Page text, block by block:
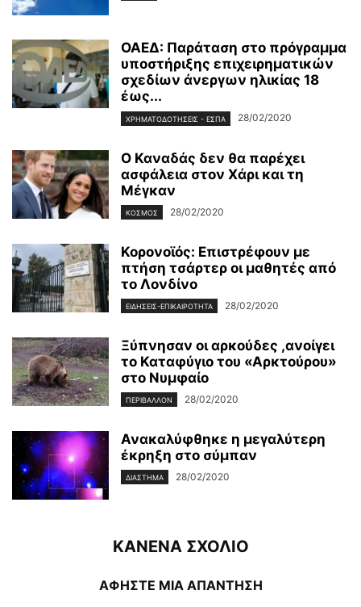
ΟΑΕΔ: Παράταση στο πρόγραμμα
υποστήριξης επιχειρηματικών
σχεδίων άνεργων ηλικίας 18
έως...
ΧΡΗΜΑΤΟΔΟΤΉΣΕΙΣ - ΕΣΠΑ 28/02/2020
Ο Καναδάς δεν θα παρέχει
ασφάλεια στον Χάρι και τη
Μέγκαν
ΚΌΣΜΟΣ 28/02/2020
Κορονοϊός: Επιστρέφουν με
πτήση τσάρτερ οι μαθητές από
το Λονδίνο
ΕΙΔΉΣΕΙΣ-ΕΠΙΚΑΙΡΌΤΗΤΑ 28/02/2020
Ξύπνησαν οι αρκούδες ,ανοίγει
το Καταφύγιο του «Αρκτούρου»
στο Νυμφαίο
ΠΕΡΙΒΆΛΛΟΝ 28/02/2020
Ανακαλύφθηκε η μεγαλύτερη
έκρηξη στο σύμπαν
ΔΙΆΣΤΗΜΑ 28/02/2020
ΚΑΝΕΝΑ ΣΧΟΛΙΟ
ΑΦΗΣΤΕ ΜΙΑ ΑΠΑΝΤΗΣΗ